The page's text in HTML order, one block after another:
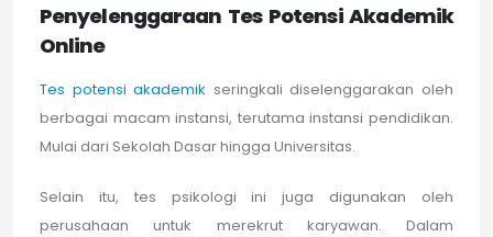
Penyelenggaraan Tes Potensi Akademik
Online
Tes potensi akademik seringkali diselenggarakan oleh
berbagai macam instansi, terutama instansi pendidikan.
Mulai dari Sekolah Dasar hingga Universitas.
Selain itu, tes psikologi ini juga digunakan oleh
perusahaan untuk merekrut karyawan. Dalam